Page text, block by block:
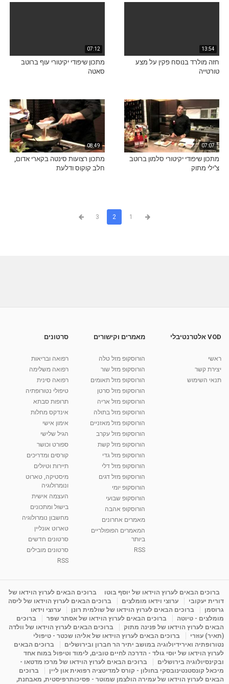
13:54
חזה מולרד בנוסח פקין על מצע
טורטייה
07:12
מתכון שיפודי יקיטורי עוף ברוטב
סאטה
07:07
מתכון שיפודי יקיטורי סלמון ברוטב
צ'ילי מתוק
08:49
מתכון רצועות סינטה בקארי אדום,
חלב קוקוס ודלעת
1
2
3
VOD אלטרנטיבלי
ראשי
יצירת קשר
תנאי השימוש
מאמרים וקישורים
הורוסקופ מזל טלה
הורוסקופ מזל שור
הורוסקופ מזל תאומים
הורוסקופ מזל סרטן
הורוסקופ מזל אריה
הורוסקופ מזל בתולה
הורוסקופ מזל מאזניים
הורוסקופ מזל עקרב
הורוסקופ מזל קשת
הורוסקופ מזל גדי
הורוסקופ מזל דלי
הורוסקופ מזל דגים
הורוסקופ יומי
הורוסקופ שבועי
הורוסקופ אהבה
מאמרים אחרונים
המאמרים הפופולריים
ביותר
RSS
סרטונים
רפואה ובריאות
רפואה משלימה
רפואה סינית
טיפולי נטורופתיה
תרופות סבתא
אינדקס מחלות
אימון אישי
הגיל שלישי
ספורט וכושר
קורסים ומדריכים
תיירות וטיולים
מיסטיקה, טארוט
ונומרולוגיה
העצמה אישית
בישול ומתכונים
מחשבון נומרולוגיה
טארוט אונליין
סרטונים חדשים
סרטונים מובילים
RSS
ברוכים הבאים לערוץ הוידאו של יוסף בוטו
ברוכים הבאים לערוץ הוידאו של
דורית יעקובי
ערוצי וידאו מומלצים
ברוכים הבאים לערוץ הוידאו של ליסה
גרוסמן
ברוכים הבאים לערוץ הוידאו של שולמית רונן
ערוצי וידאו
מומלצים - טיוטה
ברוכים הבאים לערוץ הוידאו של אסתר שפר
ברוכים
הבאים לערוץ הוידאו של פנינה מתוק
ברוכים הבאים לערוץ הוידאו של וולדה
(תאיר) עוזרי
ברוכים הבאים לערוץ הוידאו של אליהו שכטר - טיפולי
נטורופתיה ואירידיולוגיה במושב יתיר הר חברון ובירושלים
ברוכים הבאים
לערוץ הוידאו של יוסי גולד - הדרכה לחיים טובים, לימוד וטיפול במוח אחד
ובקינסיולוגיה בירושלים
ברוכים הבאים לערוץ הוידאו של מרכז מדטאו -
מיכאל קונסטנטינובסקי בחולון - קורס למדיטציה רפואית און ליין
ברוכים
הבאים לערוץ הוידאו של עמירה הולצמן שמוטר - פסיכותרפיסטית, מאבחנת,